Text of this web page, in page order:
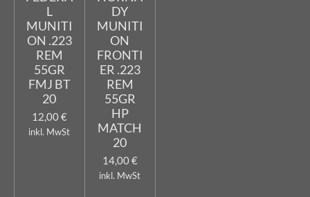
L
MUNITI
ON .223
REM
55GR
FMJ BT
20
12,00 €
inkl. MwSt
DY
MUNITI
ON
FRONTI
ER .223
REM
55GR
HP
MATCH
20
14,00 €
inkl. MwSt